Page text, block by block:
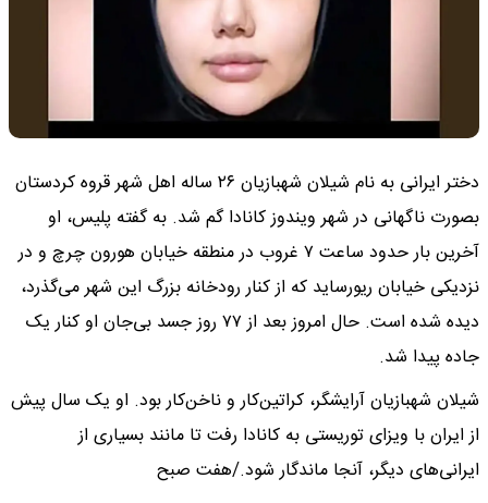
دختر ایرانی به نام شیلان شهبازیان ۲۶ ساله اهل شهر قروه کردستان
بصورت ناگهانی در شهر ویندوز کانادا گم شد. به گفته پلیس، او
آخرین بار حدود ساعت ۷ غروب در منطقه خیابان هورون چرچ و در
نزدیکی خیابان ریورساید که از کنار رودخانه بزرگ این شهر می‌گذرد،
دیده شده است. حال امروز بعد از ۷۷ روز جسد بی‌جان او کنار یک
جاده پیدا شد.
شیلان شهبازیان آرایشگر، کراتین‌کار و ناخن‌کار بود. او یک سال پیش
از ایران با ویزای توریستی به کانادا رفت تا مانند بسیاری از
ایرانی‌های دیگر، آنجا ماندگار شود./هفت صبح